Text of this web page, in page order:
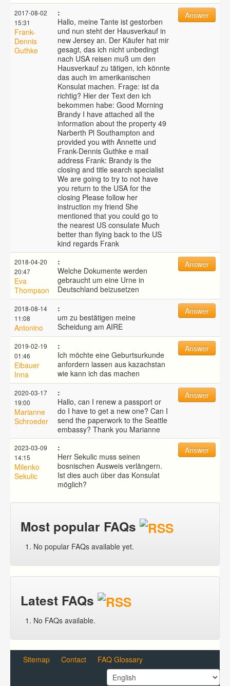
2017-08-02
15:31
Frank-
Dennis
Guthke
:
Hallo, meine Tante ist gestorben
und nun steht der Hausverkauf in
new Jersey an. Der Käufer hat mir
gesagt, das ich nicht unbedingt
nach USA reisen muß um den
Hausverkauf zu tätigen, ich könnte
das auch im amerikanischen
Konsulat machen. Frage: ist da
richtig? Hier der Text den ich
bekommen habe: Good Morning
Brandy I have attached all the
information about the property 49
Narberth Pl Southampton and
provided you with Annette und
Frank-Dennis Guthke e mail
address Frank: Brandy is the
closing and title search specialist
We are going to try to not have
you return to the USA for the
closing Please follow her
instruction my friend She
mentioned that you could go to
the nearest US consulate Much
better than flying back to the US
kind regards Frank
Answer
2018-04-20
20:47
Eva
Thompson
:
Welche Dokumente werden
gebraucht um eine Urne in
Deutschland beizusetzen
Answer
2018-08-14
11:08
Antonino
:
um zu bestätigen meine
Scheidung am AIRE
Answer
2019-02-19
01:46
Eibauer
Inna
:
Ich möchte eine Geburtsurkunde
anfordern lassen aus kazachstan
wie kann ich das machen
Answer
2020-03-17
19:00
Marianne
Schroeder
:
Hallo, can I renew a passport or
do I have to get a new one? Can I
send the paperwork to the Seattle
embassy? Thank you Marianne
Answer
2023-03-09
14:15
Milenko
Sekulic
:
Herr Sekulic muss seinen
bosnischen Ausweis verlängern.
Ist dies auch über das Konsulat
möglich?
Answer
Most popular FAQs
No popular FAQs available yet.
Latest FAQs
No FAQs available.
Sitemap Contact FAQ Glossary